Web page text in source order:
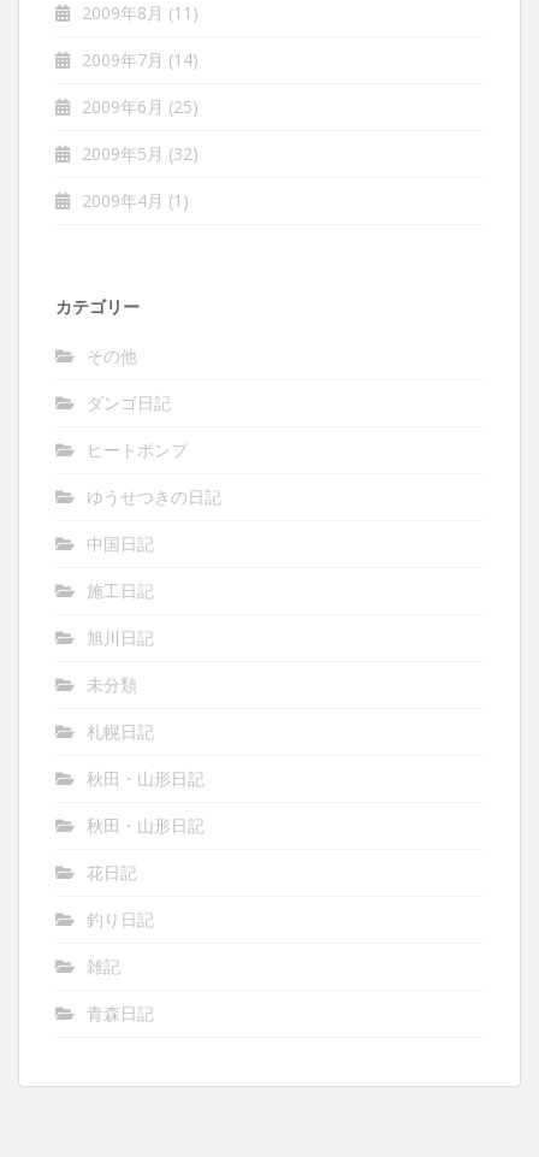
2009年8月 (11)
2009年7月 (14)
2009年6月 (25)
2009年5月 (32)
2009年4月 (1)
カテゴリー
その他
ダンゴ日記
ヒートポンプ
ゆうせつきの日記
中国日記
施工日記
旭川日記
未分類
札幌日記
秋田・山形日記
秋田・山形日記
花日記
釣り日記
雑記
青森日記